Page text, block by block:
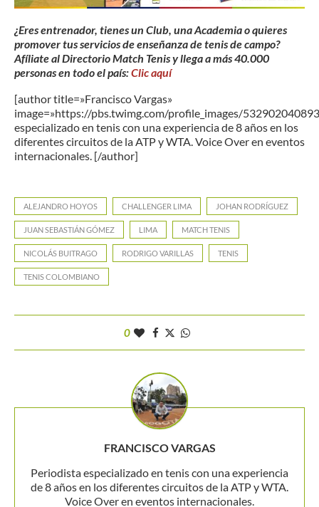
¿Eres entrenador, tienes un Club, una Academia o quieres
promover tus servicios de enseñanza de tenis de campo?
Afíliate al Directorio Match Tenis y llega a más 40.000
personas en todo el país:Clic aquí
[author title=»Francisco Vargas»
image=»https://pbs.twimg.com/profile_images/
especializado en tenis con una experiencia de 8 años en los
diferentes circuitos de la ATP y WTA. Voice Over en eventos
internacionales. [/author]
ALEJANDRO HOYOS CHALLENGER LIMA JOHAN RODRÍGUEZ
JUAN SEBASTIÁN GÓMEZ LIMA MATCH TENIS
NICOLÁS BUITRAGO RODRIGO VARILLAS TENIS
TENIS COLOMBIANO
0
FRANCISCO VARGAS
Periodista especializado en tenis con una experiencia
de 8 años en los diferentes circuitos de la ATP y WTA.
Voice Over en eventos internacionales.